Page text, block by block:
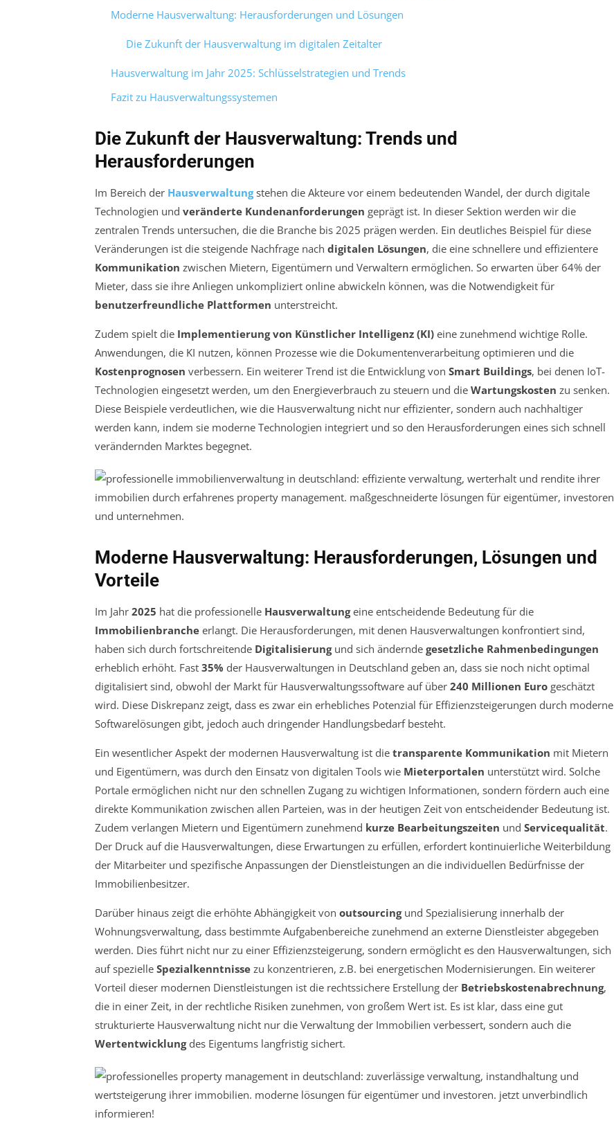
Moderne Hausverwaltung: Herausforderungen und Lösungen
Die Zukunft der Hausverwaltung im digitalen Zeitalter
Hausverwaltung im Jahr 2025: Schlüsselstrategien und Trends
Fazit zu Hausverwaltungssystemen
Die Zukunft der Hausverwaltung: Trends und
Herausforderungen
Im Bereich der Hausverwaltungstehen die Akteure vor einem bedeutenden Wandel, der durch digitale
Technologien und veränderte Kundenanforderungen geprägt ist. In dieser Sektion werden wir die
zentralen Trends untersuchen, die die Branche bis 2025 prägen werden. Ein deutliches Beispiel für diese
Veränderungen ist die steigende Nachfrage nach digitalen Lösungen, die eine schnellere und effizientere
Kommunikation zwischen Mietern, Eigentümern und Verwaltern ermöglichen. So erwarten über 64% der
Mieter, dass sie ihre Anliegen unkompliziert online abwickeln können, was die Notwendigkeit für
benutzerfreundliche Plattformen unterstreicht.
Zudem spielt die Implementierung von Künstlicher Intelligenz (KI) eine zunehmend wichtige Rolle.
Anwendungen, die KI nutzen, können Prozesse wie die Dokumentenverarbeitung optimieren und die
Kostenprognosen verbessern. Ein weiterer Trend ist die Entwicklung von Smart Buildings, bei denen IoT-
Technologien eingesetzt werden, um den Energieverbrauch zu steuern und die Wartungskosten zu senken.
Diese Beispiele verdeutlichen, wie die Hausverwaltung nicht nur effizienter, sondern auch nachhaltiger
werden kann, indem sie moderne Technologien integriert und so den Herausforderungen eines sich schnell
verändernden Marktes begegnet.
Moderne Hausverwaltung: Herausforderungen, Lösungen und
Vorteile
Im Jahr 2025 hat die professionelle Hausverwaltungeine entscheidende Bedeutung für die
Immobilienbranche erlangt. Die Herausforderungen, mit denen Hausverwaltungen konfrontiert sind,
haben sich durch fortschreitende Digitalisierungund sich ändernde gesetzliche Rahmenbedingungen
erheblich erhöht. Fast 35% der Hausverwaltungen in Deutschland geben an, dass sie noch nicht optimal
digitalisiert sind, obwohl der Markt für Hausverwaltungssoftware auf über 240 Millionen Euro geschätzt
wird. Diese Diskrepanz zeigt, dass es zwar ein erhebliches Potenzial für Effizienzsteigerungen durch moderne
Softwarelösungen gibt, jedoch auch dringender Handlungsbedarf besteht.
Ein wesentlicher Aspekt der modernen Hausverwaltung ist die transparente Kommunikation mit Mietern
und Eigentümern, was durch den Einsatz von digitalen Tools wie Mieterportalen unterstützt wird. Solche
Portale ermöglichen nicht nur den schnellen Zugang zu wichtigen Informationen, sondern fördern auch eine
direkte Kommunikation zwischen allen Parteien, was in der heutigen Zeit von entscheidender Bedeutung ist.
Zudem verlangen Mietern und Eigentümern zunehmend kurze Bearbeitungszeiten und Servicequalität.
Der Druck auf die Hausverwaltungen, diese Erwartungen zu erfüllen, erfordert kontinuierliche Weiterbildung
der Mitarbeiter und spezifische Anpassungen der Dienstleistungen an die individuellen Bedürfnisse der
Immobilienbesitzer.
Darüber hinaus zeigt die erhöhte Abhängigkeit von outsourcingund Spezialisierung innerhalb der
Wohnungsverwaltung, dass bestimmte Aufgabenbereiche zunehmend an externe Dienstleister abgegeben
werden. Dies führt nicht nur zu einer Effizienzsteigerung, sondern ermöglicht es den Hausverwaltungen, sich
auf spezielle Spezialkenntnisse zu konzentrieren, z.B. bei energetischen Modernisierungen. Ein weiterer
Vorteil dieser modernen Dienstleistungen ist die rechtssichere Erstellung der Betriebskostenabrechnung,
die in einer Zeit, in der rechtliche Risiken zunehmen, von großem Wert ist. Es ist klar, dass eine gut
strukturierte Hausverwaltung nicht nur die Verwaltung der Immobilien verbessert, sondern auch die
Wertentwicklungdes Eigentums langfristig sichert.